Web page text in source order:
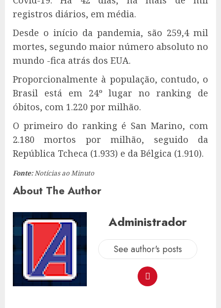
registros diários, em média.
Desde o início da pandemia, são 259,4 mil
mortes, segundo maior número absoluto no
mundo -fica atrás dos EUA.
Proporcionalmente à população, contudo, o
Brasil está em 24º lugar no ranking de
óbitos, com 1.220 por milhão.
O primeiro do ranking é San Marino, com
2.180 mortos por milhão, seguido da
República Tcheca (1.933) e da Bélgica (1.910).
Fonte:Notícias ao Minuto
About The Author
Administrador
See author's posts